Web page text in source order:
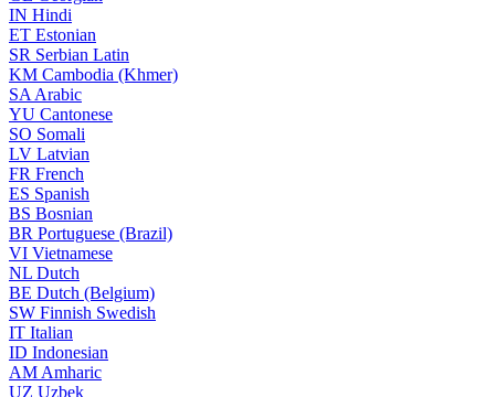
IN Hindi
ET Estonian
SR Serbian Latin
KM Cambodia (Khmer)
SA Arabic
YU Cantonese
SO Somali
LV Latvian
FR French
ES Spanish
BS Bosnian
BR Portuguese (Brazil)
VI Vietnamese
NL Dutch
BE Dutch (Belgium)
SW Finnish Swedish
IT Italian
ID Indonesian
AM Amharic
UZ Uzbek